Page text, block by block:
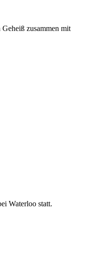
zusammen mit
Waterloo statt.